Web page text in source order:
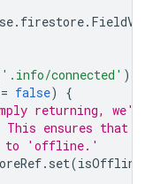
. firestore. FieldValue
'.info/connected' ).
false)
{
returning, we'll
ensures that our
to 'offline.'
. set(